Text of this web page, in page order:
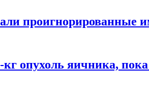
проигнорированные
опухоль яичника,